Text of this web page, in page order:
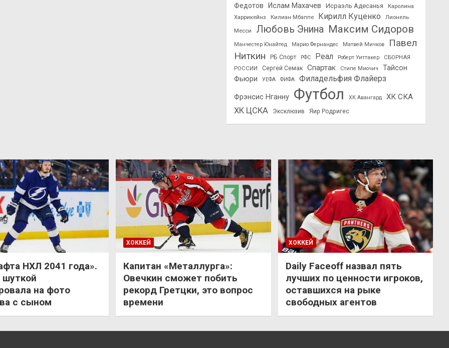
Федотов
Ислам Махачев Исраэль Адесанья
Каролина
Харрикейнз
Килиан Мбаппе Кирилл Куценко
Лионель
Месси
Любовь Энина Максим Сидоров
Манчестер Юнайтед Марио Фернандес Матвей Мичков
Павел
Ниткин
РБ Спорт РФС Реал Роберт Уиттакер
СБОРНАЯ
РОССИИ
Сергей Семак Спартак Стипе Миочич
Тайсон
Фьюри
УЕФА ФИФА Филадельфия Флайерз
Фрэнсис Нганну Футбол ХК Авангард ХК СКА
ХК ЦСКА Эксклюзив Яир Родригес
НХЛ 2041 года».
шуткой
на фото
с сыном
ХОККЕЙ
Капитан «Металлурга»:
Овечкин сможет побить
рекорд Гретцки, это вопрос
времени
ХОККЕЙ
Daily Faceoff назвал пять
лучших по ценности игроков,
оставшихся на рыке
свободных агентов